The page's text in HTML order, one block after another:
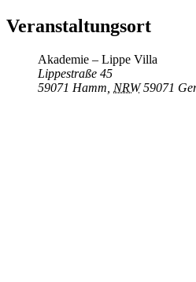
Veranstaltungsort
Akademie – Lippe Villa
Lippestraße 45
59071 Hamm NRW 59071